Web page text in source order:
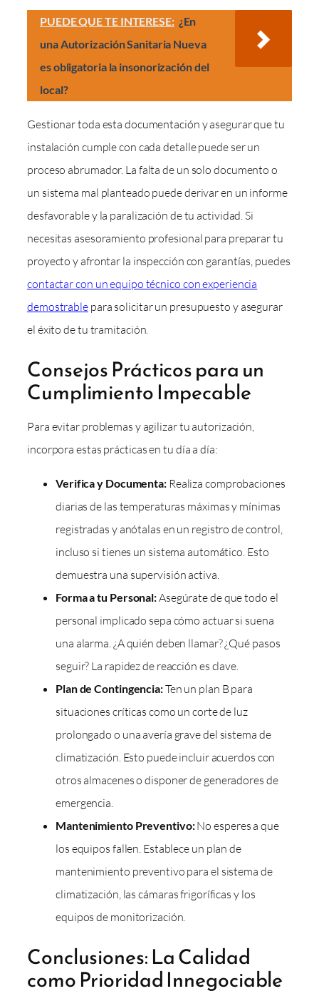
PUEDE QUE TE INTERESE: ¿En
una Autorización Sanitaria Nueva
es obligatoria la insonorización del
local?
Gestionar toda esta documentación y asegurar que tu
instalación cumple con cada detalle puede ser un
proceso abrumador. La falta de un solo documento o
un sistema mal planteado puede derivar en un informe
desfavorable y la paralización de tu actividad. Si
necesitas asesoramiento profesional para preparar tu
proyecto y afrontar la inspección con garantías, puedes
contactar con un equipo técnico con experiencia
demostrablepara solicitar un presupuesto y asegurar
el éxito de tu tramitación.
Consejos Prácticos para un
Cumplimiento Impecable
Para evitar problemas y agilizar tu autorización,
incorpora estas prácticas en tu día a día:
Verifica y Documenta:Realiza comprobaciones
diarias de las temperaturas máximas y mínimas
registradas y anótalas en un registro de control,
incluso si tienes un sistema automático. Esto
demuestra una supervisión activa.
Forma a tu Personal:Asegúrate de que todo el
personal implicado sepa cómo actuar si suena
una alarma. ¿A quién deben llamar? ¿Qué pasos
seguir? La rapidez de reacción es clave.
Plan de Contingencia:Ten un plan B para
situaciones críticas como un corte de luz
prolongado o una avería grave del sistema de
climatización. Esto puede incluir acuerdos con
otros almacenes o disponer de generadores de
emergencia.
Mantenimiento Preventivo:No esperes a que
los equipos fallen. Establece un plan de
mantenimiento preventivo para el sistema de
climatización, las cámaras frigoríficas y los
equipos de monitorización.
Conclusiones: La Calidad
como Prioridad Innegociable